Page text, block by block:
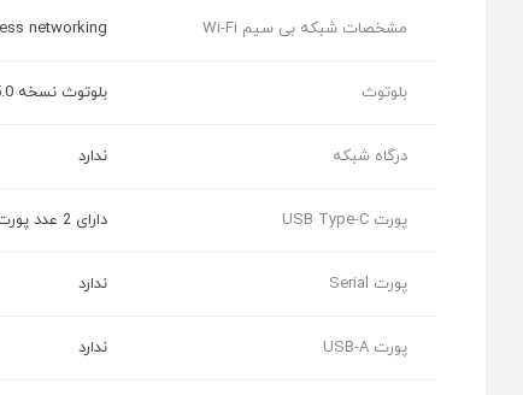
مشخصات شبکه بی سیم Wi-Fi networking
بلوتوث بلوتوث نسخه 5.0
درگاه شبکه ندارد
پورت USB Type-C دارای 2 عدد پورت USB 4.0 با قابلیت پشتیبانی از ThunderBolt ، اتصال شارژر ، Display Port و USB 3.1
پورت Serial ندارد
پورت USB-A ندارد